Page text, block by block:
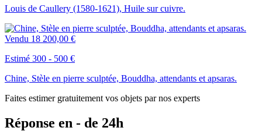
Louis de Caullery (1580-1621), Huile sur cuivre.
Vendu 18 200,00 €
Estimé 300 - 500 €
Chine, Stèle en pierre sculptée, Bouddha, attendants et apsaras.
Faites estimer gratuitement vos objets par nos experts
Réponse en - de 24h